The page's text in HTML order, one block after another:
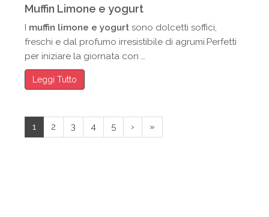
Muffin Limone e yogurt
I muffin limone e yogurt sono dolcetti soffici,
freschi e dal profumo irresistibile di agrumi.Perfetti
per iniziare la giornata con …
Leggi Tutto
1 2 3 4 5 › »